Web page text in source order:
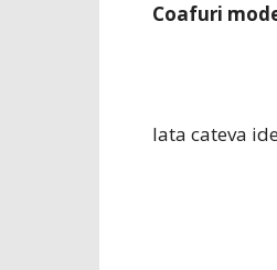
Coafuri
Iata cateva